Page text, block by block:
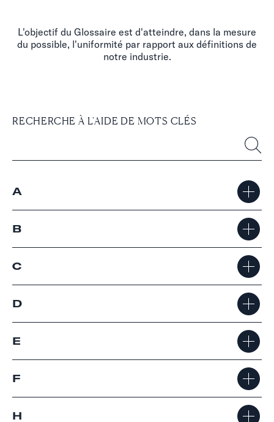
L'objectif du Glossaire est d'atteindre, dans la mesure
du possible, l'uniformité par rapport aux définitions de
notre industrie.
RECHERCHE À L'AIDE DE MOTS CLÉS
A
B
C
D
E
F
H